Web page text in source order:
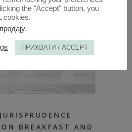
BREAKFAST AND
the "Accept" button, you
cookies.
.
ПРИХВАТИ / ACCEPT